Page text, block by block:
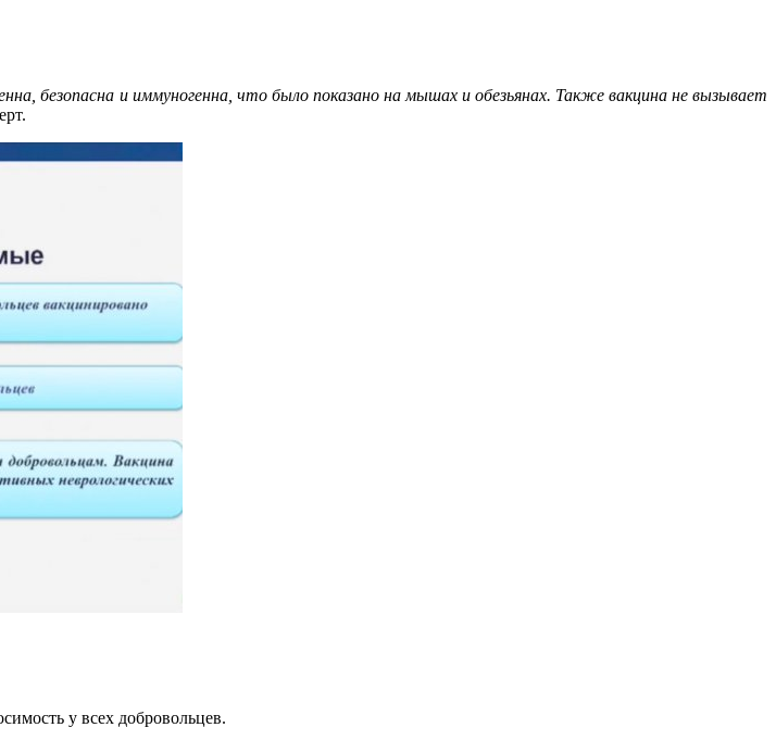
безопасна и иммуногенна, что было показано на мышах и обезьянах. Также вакцина не вызывает
у всех добровольцев.